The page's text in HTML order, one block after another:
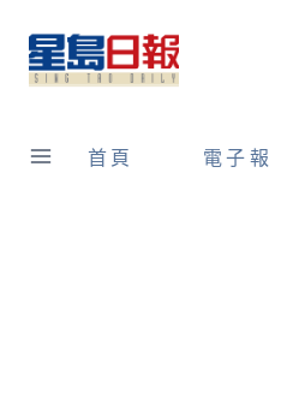
content
首頁 電子報